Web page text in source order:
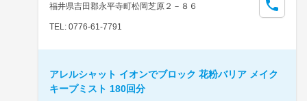
福井県吉田郡永平寺町松岡芝原２－８６
TEL: 0776-61-7791
アレルシャット イオンでブロック 花粉バリア メイク
キープミスト 180回分